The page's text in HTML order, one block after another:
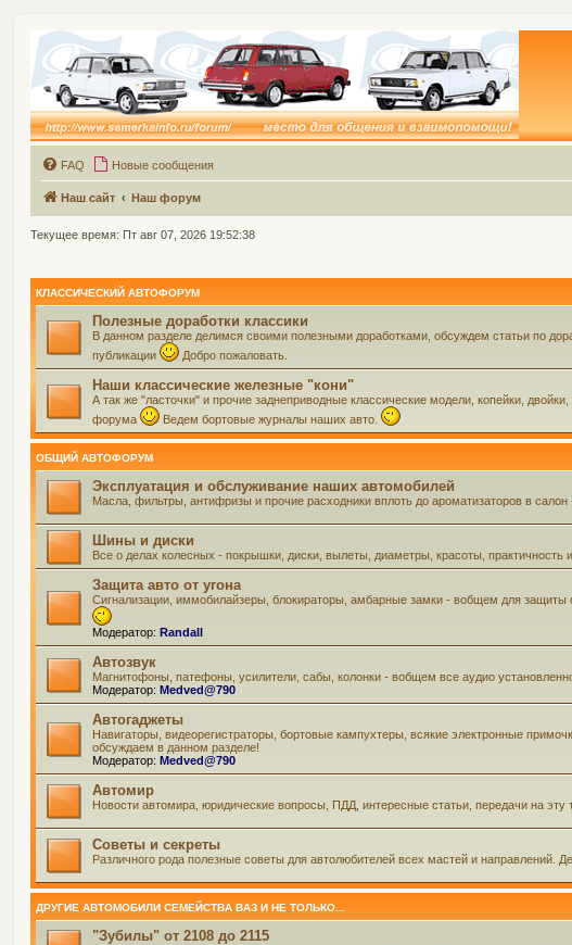
FAQ Новые сообщения
Наш сайт Наш форум
Текущее время: Пт авг 07, 2026 19:52:38
КЛАССИЧЕСКИЙ АВТОФОРУМ
Полезные доработки классики
В данном разделе делимся своими полезными доработками, обсуждем статьи по
публикации
Добро пожаловать.
Наши классические железные "кони"
А так же "ласточки" и прочие заднеприводные классические модели, копейки,
форума
Ведем бортовые журналы наших авто.
ОБЩИЙ АВТОФОРУМ
Эксплуатация и обслуживание наших автомобилей
Масла, фильтры, антифризы и прочие расходники вплоть до ароматизаторов в
Шины и диски
Все о делах колесных - покрышки, диски, вылеты, диаметры, красоты, практичность
Защита авто от угона
Сигнализации, иммобилайзеры, блокираторы, амбарные замки - вобщем для защиты
Модератор: Randall
Автозвук
Магнитофоны, патефоны, усилители, сабы, колонки - вобщем все аудио
Модератор: Medved@790
Автогаджеты
Навигаторы, видеорегистраторы, бортовые кампухтеры, всякие электронные
обсуждаем в данном разделе!
Модератор: Medved@790
Автомир
Новости автомира, юридические вопросы, ПДД, интересные статьи, передачи на эту
Советы и секреты
Различного рода полезные советы для автолюбителей всех мастей и направлений.
ДРУГИЕ АВТОМОБИЛИ СЕМЕЙСТВА ВАЗ И НЕ ТОЛЬКО...
"Зубилы" от 2108 до 2115